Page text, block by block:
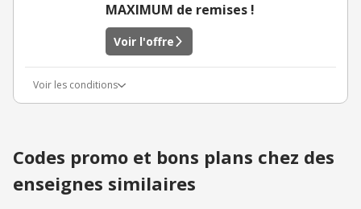
MAXIMUM de remises !
Voir l'offre
Voir les conditions
Codes promo et bons plans chez des
enseignes similaires